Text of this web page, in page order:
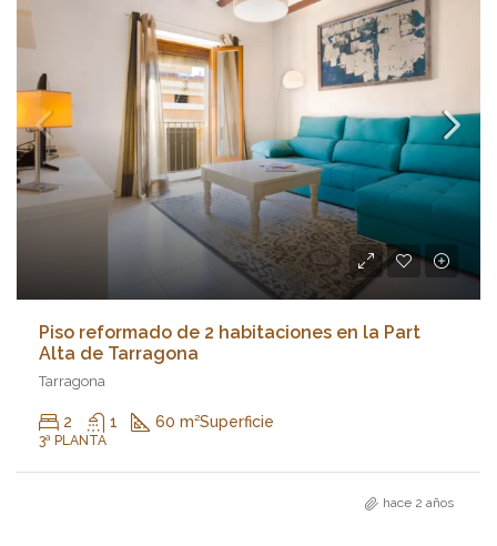
Piso reformado de 2 habitaciones en la Part
Alta de Tarragona
Tarragona
2 1 60 m²Superficie
3ª PLANTA
hace 2 años